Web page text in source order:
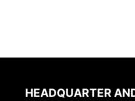
HEADQUARTER